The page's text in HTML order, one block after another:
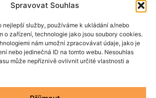
Spravovat Souhlas
nejlepší služby, používáme k ukládání a/nebo
o zařízení, technologie jako jsou soubory cookies.
nám umožní zpracovávat údaje, jako je
nebo jedinečná ID na tomto webu. Nesouhlas
může nepříznivě ovlivnit určité vlastnosti a
Menu